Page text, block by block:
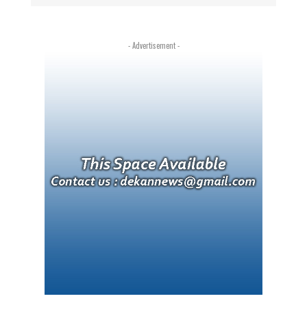
- Advertisement -